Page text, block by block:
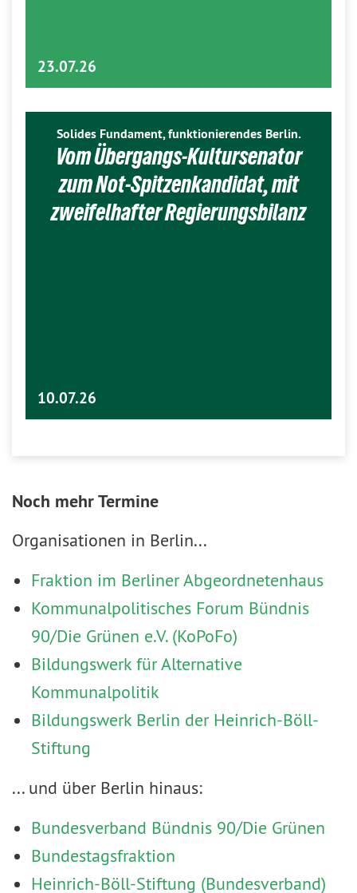
23.07.26
Solides Fundament, funktionierendes Berlin.
Vom Übergangs-Kultursenator
zum Not-Spitzenkandidat, mit
zweifelhafter Regierungsbilanz
10.07.26
Noch mehr Termine
Organisationen in Berlin...
Fraktion im Berliner Abgeordnetenhaus
Kommunalpolitisches Forum Bündnis
90/Die Grünen e.V. (KoPoFo)
Bildungswerk für Alternative
Kommunalpolitik
Bildungswerk Berlin der Heinrich-Böll-
Stiftung
... und über Berlin hinaus:
Bundesverband Bündnis 90/Die Grünen
Bundestagsfraktion
Heinrich-Böll-Stiftung (Bundesverband)